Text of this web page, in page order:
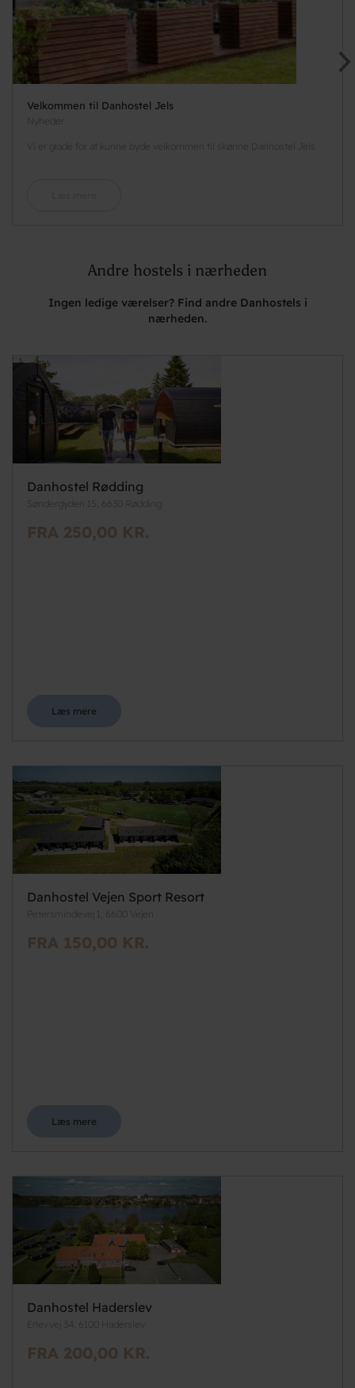
Velkommen til Danhostel Jels
Vi er glade for at kunne byde velkommen til skønne Danhostel Jels
Andre hostels i nærheden
Ingen ledige værelser? Find andre Danhostels i
nærheden.
Danhostel Rødding
Søndergyden 15, 6630 Rødding
FRA 250,00 KR.
Læs mere
Danhostel Vejen Sport Resort
Petersmindevej 1, 6600 Vejen
FRA 150,00 KR.
Læs mere
Danhostel Haderslev
Erlevvej 34, 6100 Haderslev
FRA 200,00 KR.